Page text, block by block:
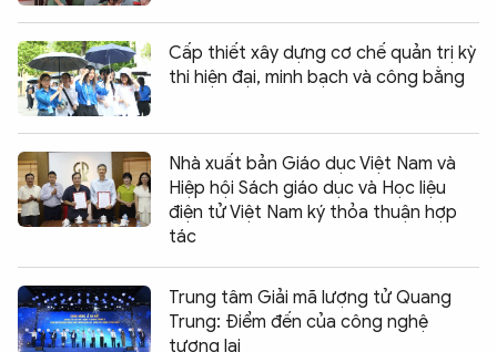
Cấp thiết xây dựng cơ chế quản trị kỳ
thi hiện đại, minh bạch và công bằng
Nhà xuất bản Giáo dục Việt Nam và
Hiệp hội Sách giáo dục và Học liệu
điện tử Việt Nam ký thỏa thuận hợp
tác
Trung tâm Giải mã lượng tử Quang
Trung: Điểm đến của công nghệ
tương lai